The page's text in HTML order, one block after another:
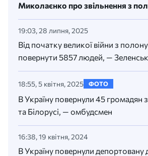
Миколаєнко про звільнення з
19:03, 28 липня, 2025
Від початку великої війни з
повернути 5857 людей, —
18:55, 5 квітня, 2025 ФОТО
В Україну повернули 45 громадян з
та Білорусі, — омбудсмен
16:38, 19 квітня, 2024
В Україну повернули депортовану